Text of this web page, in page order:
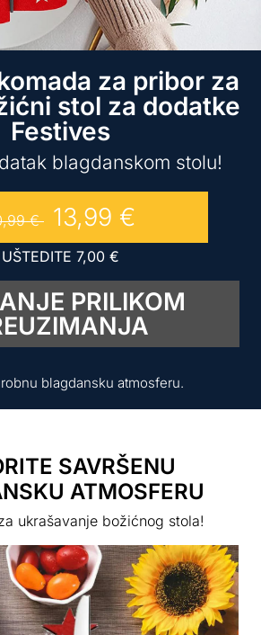
za pribor za
stol za dodatke
Festives
blagdanskom stolu!
€ 13,99 €
UŠTEDITE 7,00 €
PRILIKOM
blagdansku atmosferu.
SAVRŠENU
ATMOSFERU
ukrašavanje božićnog stola!